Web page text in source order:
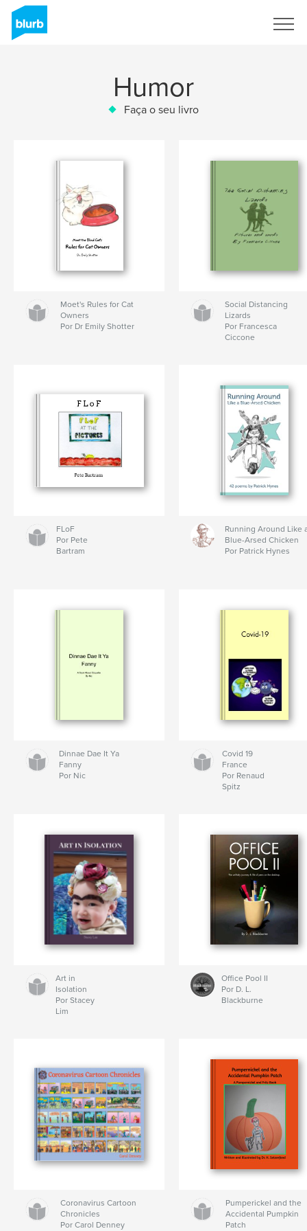
Humor
Faça o seu livro
Moet's Rules for Cat
Owners
Por Dr Emily Shotter
Social Distancing
Lizards
Por Francesca
Ciccone
FLoF
Por Pete
Bartram
Running Around Like
Blue-Arsed Chicken
Por Patrick Hynes
Dinnae Dae It Ya
Fanny
Por Nic
Covid 19
France
Por Renaud
Spitz
Art in
Isolation
Por Stacey
Lim
Office Pool II
Por D. L.
Blackburne
Coronavirus Cartoon
Chronicles
Por Carol Denney
Pumperickel and the
Accidental Pumpkin
Patch